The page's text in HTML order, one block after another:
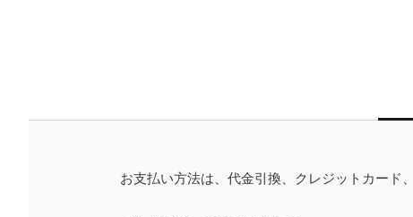
お支払い方法は、代金引換、クレジットカード